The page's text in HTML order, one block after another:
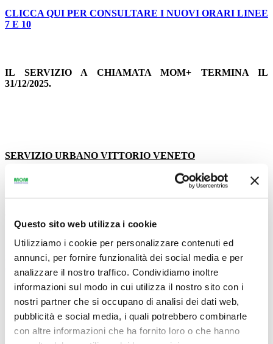
Questo sito web utilizza i cookie
Utilizziamo i cookie per personalizzare contenuti ed
annunci, per fornire funzionalità dei social media e per
analizzare il nostro traffico. Condividiamo inoltre
informazioni sul modo in cui utilizza il nostro sito con i
nostri partner che si occupano di analisi dei dati web,
pubblicità e social media, i quali potrebbero combinarle
con altre informazioni che ha fornito loro o che hanno
CLICCA QUI PER CONSULTARE I NUOVI ORARI LINEE
7 E 10
IL SERVIZIO A CHIAMATA MOM+ TERMINA IL
31/12/2025.
SERVIZIO URBANO VITTORIO VENETO
CLICCA QUI PER CONSULTARE I NUOVI ORARI LINEE
31-32-33
Saranno modificati i percorsi e gli orari delle linee 31-32-33.
Saranno soppresse le fermate “Cimitero Ceneda” poste in via
Ippolito Nievo (linee 32-33), “Via Da Vinci” (linea 32),
“Viale della Vittoria” direz. Nord (linea 32).